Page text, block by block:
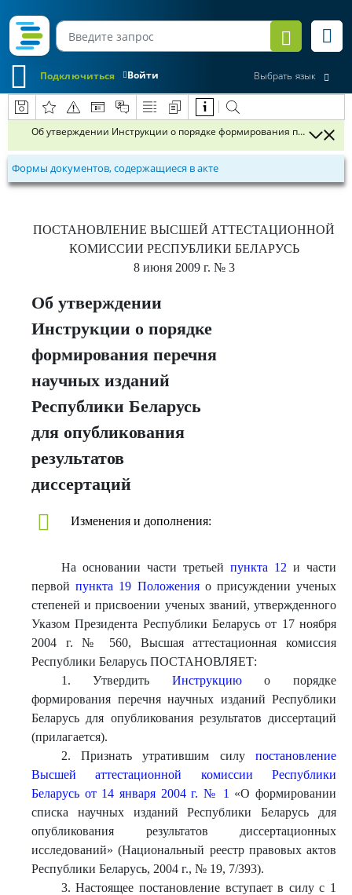
Войти
Подключиться Выбрать язык
Об утверждении Инструкции о порядке формирования перечня
Формы документов, содержащиеся в акте
ПОСТАНОВЛЕНИЕ ВЫСШЕЙ АТТЕСТАЦИОННОЙ
КОМИССИИ РЕСПУБЛИКИ БЕЛАРУСЬ
8 июня 2009 г. № 3
Об утверждении
Инструкции о порядке
формирования перечня
научных изданий
Республики Беларусь
для опубликования
результатов
диссертаций
Изменения и дополнения:
На основании части третьей пункта 12 и части
первойпункта 19 Положенияо присуждении ученых
степеней и присвоении ученых званий, утвержденного
Указом Президента Республики Беларусь от 17 ноября
2004 г. № 560, Высшая аттестационная комиссия
Республики Беларусь ПОСТАНОВЛЯЕТ:
1. Утвердить Инструкциюо порядке
формирования перечня научных изданий Республики
Беларусь для опубликования результатов диссертаций
(прилагается).
2. Признать утратившим силу постановление
Высшей аттестационной комиссии Республики
Беларусь от 14 января 2004 г. № 1 «О формировании
списка научных изданий Республики Беларусь для
опубликования результатов диссертационных
исследований» (Национальный реестр правовых актов
Республики Беларусь, 2004 г., № 19, 7/393).
3. Настоящее постановление вступает в силу с 1